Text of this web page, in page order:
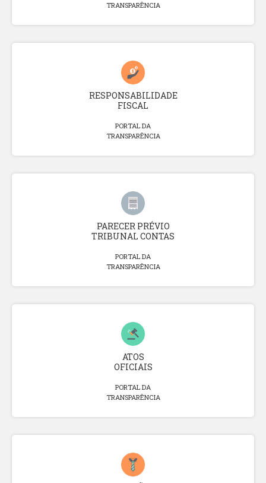
TRANSPARÊNCIA
RESPONSABILIDADE
FISCAL
PORTAL DA
TRANSPARÊNCIA
PARECER PRÉVIO
TRIBUNAL CONTAS
PORTAL DA
TRANSPARÊNCIA
ATOS
OFICIAIS
PORTAL DA
TRANSPARÊNCIA